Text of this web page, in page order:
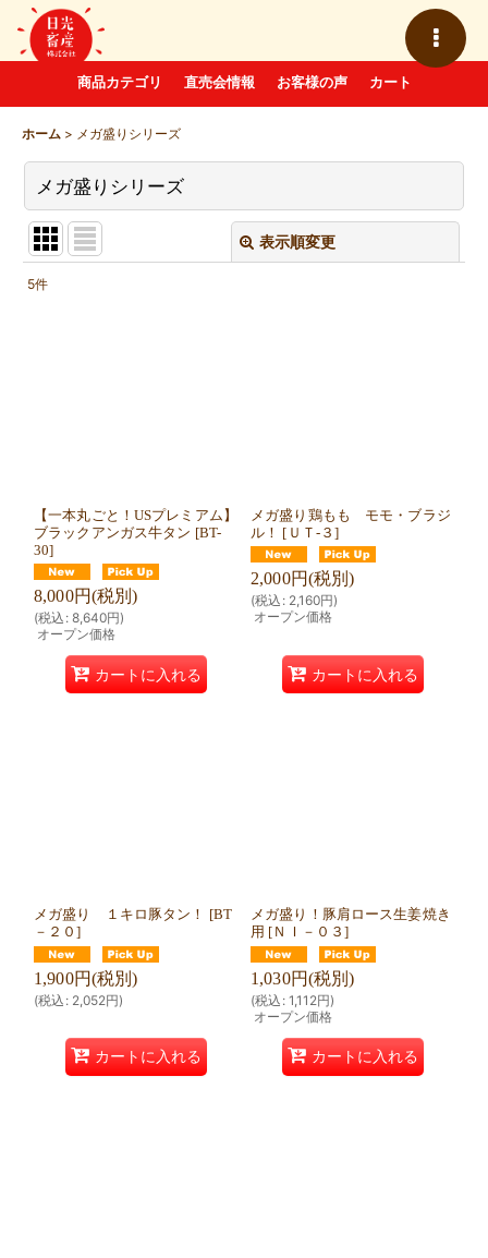
商品カテゴリ 直売会情報 お客様の声 カート
ホーム > メガ盛りシリーズ
メガ盛りシリーズ
表示順変更
5件
【一本丸ごと！USプレミアム】
ブラックアンガス牛タン [BT-
30]
8,000円(税別)
(税込 : 8,640円)
オープン価格
カートに入れる
メガ盛り鶏もも モモ・ブラジ
ル！ [ ＵＴ‐３]
2,000円(税別)
(税込 : 2,160円)
オープン価格
カートに入れる
メガ盛り １キロ豚タン！ [BT
－２０]
1,900円(税別)
(税込 : 2,052円)
カートに入れる
メガ盛り！豚肩ロース生姜焼き
用 [ ＮＩ－０３]
1,030円(税別)
(税込 : 1,112円)
オープン価格
カートに入れる